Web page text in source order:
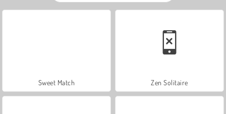
Sweet Match Zen Solitaire